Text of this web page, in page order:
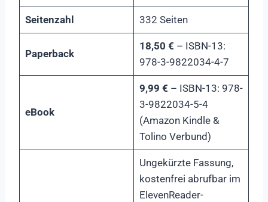
Seitenzahl 332 Seiten
Paperback
18,50 € – ISBN-13:
978-3-9822034-4-7
eBook
9,99 € – ISBN-13: 978-
3-9822034-5-4
(Amazon Kindle &
Tolino Verbund)
Ungekürzte Fassung,
kostenfrei abrufbar im
ElevenReader-